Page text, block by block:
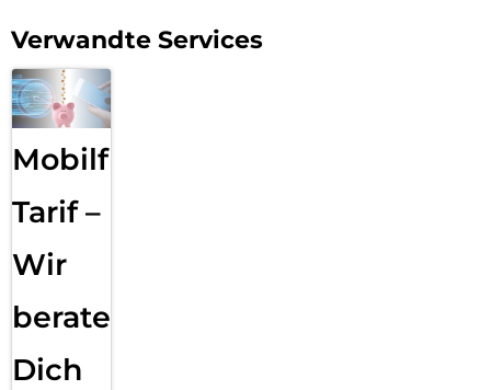
Verwandte Services
Mobilfunk
Tarif –
Wir
beraten
Dich